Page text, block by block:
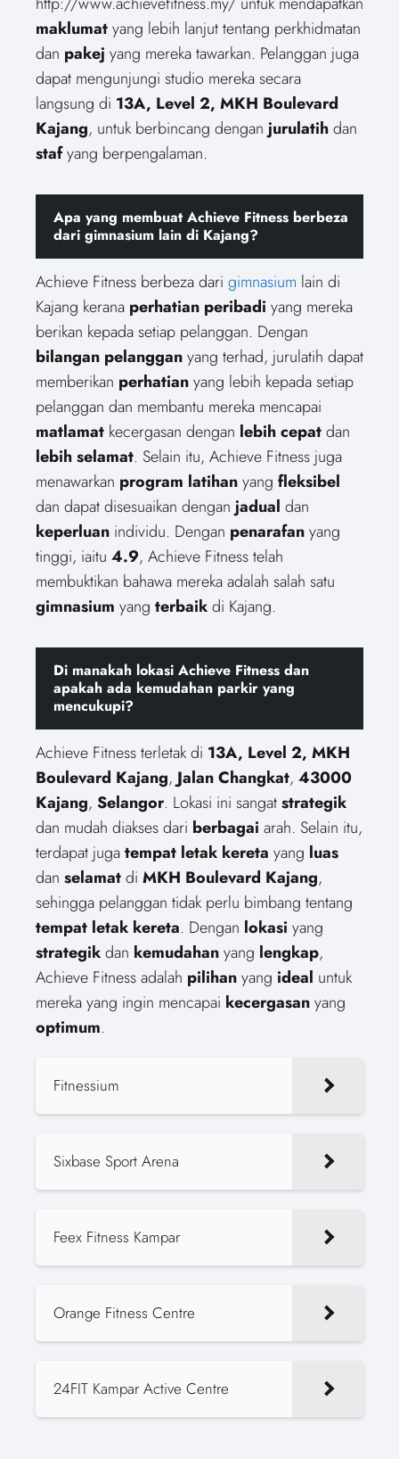
maklumatyang lebih lanjut tentang perkhidmatan
dan pakej yang mereka tawarkan. Pelanggan juga
dapat mengunjungi studio mereka secara
langsung di 13A, Level 2, MKH Boulevard
Kajang, untuk berbincang dengan jurulatihdan
stafyang berpengalaman.
Apa yang membuat Achieve Fitness berbeza
dari gimnasium lain di Kajang?
Achieve Fitness berbeza dari gimnasium lain di
Kajang kerana perhatian peribadi yang mereka
berikan kepada setiap pelanggan. Dengan
bilangan pelangganyang terhad, jurulatih dapat
memberikan perhatianyang lebih kepada setiap
pelanggan dan membantu mereka mencapai
matlamat kecergasan dengan lebih cepatdan
lebih selamat. Selain itu, Achieve Fitness juga
menawarkan program latihanyang fleksibel
dan dapat disesuaikan dengan jadual dan
keperluan individu. Dengan penarafanyang
tinggi, iaitu 4.9, Achieve Fitness telah
membuktikan bahawa mereka adalah salah satu
gimnasium yang terbaikdi Kajang.
Di manakah lokasi Achieve Fitness dan
apakah ada kemudahan parkir yang
mencukupi?
Achieve Fitness terletak di 13A, Level 2, MKH
Boulevard Kajang, Jalan Changkat, 43000
Kajang, Selangor. Lokasi ini sangatstrategik
dan mudah diakses dari berbagai arah. Selain itu,
terdapat jugatempat letak kereta yang luas
dan selamatdi MKH Boulevard Kajang,
sehingga pelanggan tidak perlu bimbang tentang
tempat letak kereta. Dengan lokasi yang
strategikdan kemudahanyang lengkap,
Achieve Fitness adalah pilihanyang ideal untuk
mereka yang ingin mencapai kecergasanyang
optimum.
Fitnessium
Sixbase Sport Arena
Feex Fitness Kampar
Orange Fitness Centre
24FIT Kampar Active Centre